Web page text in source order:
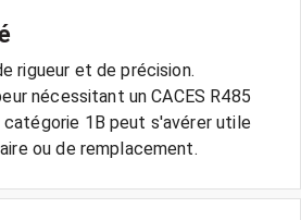
rigueur et de précision.
nécessitant un CACES R485
1B peut s'avérer utile
ou de remplacement.